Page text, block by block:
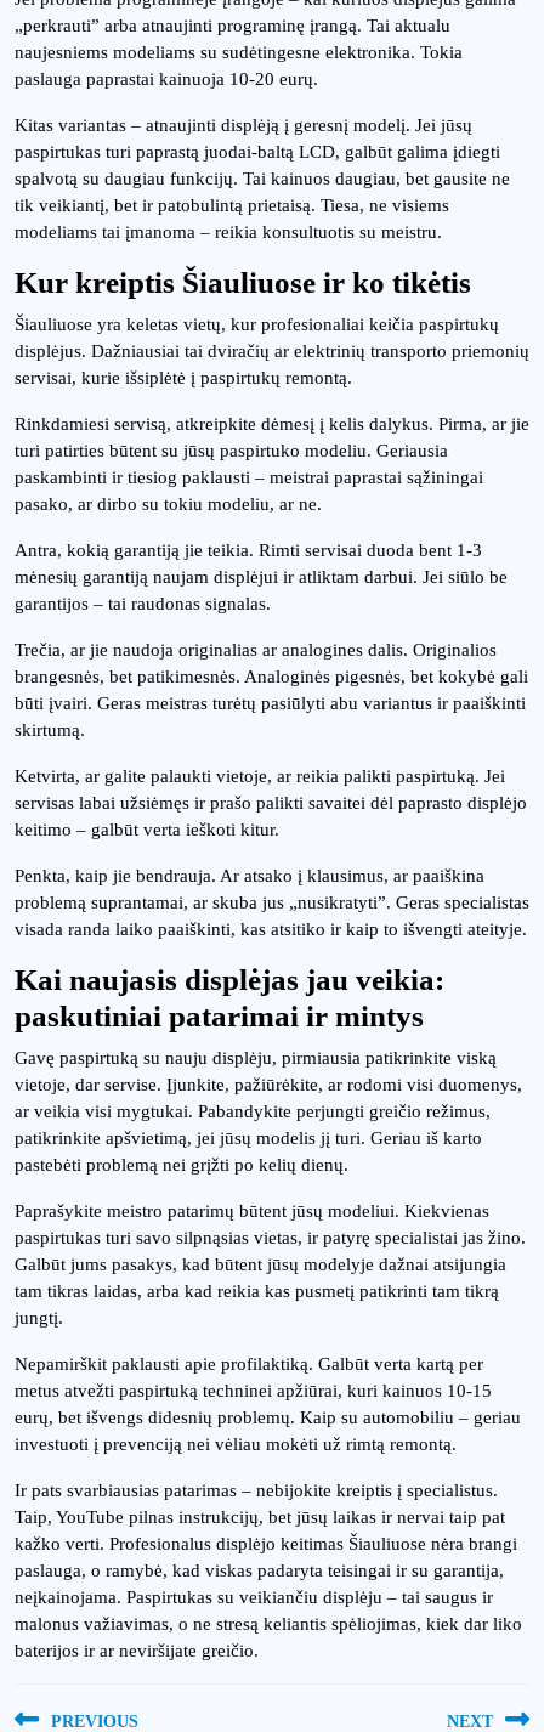
„perkrauti” arba atnaujinti programinę įrangą. Tai aktualu
naujesniems modeliams su sudėtingesne elektronika. Tokia
paslauga paprastai kainuoja 10-20 eurų.
Kitas variantas – atnaujinti displėją į geresnį modelį. Jei jūsų
paspirtukas turi paprastą juodai-baltą LCD, galbūt galima įdiegti
spalvotą su daugiau funkcijų. Tai kainuos daugiau, bet gausite ne
tik veikiantį, bet ir patobulintą prietaisą. Tiesa, ne visiems
modeliams tai įmanoma – reikia konsultuotis su meistru.
Kur kreiptis Šiauliuose ir ko tikėtis
Šiauliuose yra keletas vietų, kur profesionaliai keičia paspirtukų
displėjus. Dažniausiai tai dviračių ar elektrinių transporto priemonių
servisai, kurie išsiplėtė į paspirtukų remontą.
Rinkdamiesi servisą, atkreipkite dėmesį į kelis dalykus. Pirma, ar jie
turi patirties būtent su jūsų paspirtuko modeliu. Geriausia
paskambinti ir tiesiog paklausti – meistrai paprastai sąžiningai
pasako, ar dirbo su tokiu modeliu, ar ne.
Antra, kokią garantiją jie teikia. Rimti servisai duoda bent 1-3
mėnesių garantiją naujam displėjui ir atliktam darbui. Jei siūlo be
garantijos – tai raudonas signalas.
Trečia, ar jie naudoja originalias ar analogines dalis. Originalios
brangesnės, bet patikimesnės. Analoginės pigesnės, bet kokybė gali
būti įvairi. Geras meistras turėtų pasiūlyti abu variantus ir paaiškinti
skirtumą.
Ketvirta, ar galite palaukti vietoje, ar reikia palikti paspirtuką. Jei
servisas labai užsiėmęs ir prašo palikti savaitei dėl paprasto displėjo
keitimo – galbūt verta ieškoti kitur.
Penkta, kaip jie bendrauja. Ar atsako į klausimus, ar paaiškina
problemą suprantamai, ar skuba jus „nusikratyti”. Geras specialistas
visada randa laiko paaiškinti, kas atsitiko ir kaip to išvengti ateityje.
Kai naujasis displėjas jau veikia:
paskutiniai patarimai ir mintys
Gavę paspirtuką su nauju displėju, pirmiausia patikrinkite viską
vietoje, dar servise. Įjunkite, pažiūrėkite, ar rodomi visi duomenys,
ar veikia visi mygtukai. Pabandykite perjungti greičio režimus,
patikrinkite apšvietimą, jei jūsų modelis jį turi. Geriau iš karto
pastebėti problemą nei grįžti po kelių dienų.
Paprašykite meistro patarimų būtent jūsų modeliui. Kiekvienas
paspirtukas turi savo silpnąsias vietas, ir patyrę specialistai jas žino.
Galbūt jums pasakys, kad būtent jūsų modelyje dažnai atsijungia
tam tikras laidas, arba kad reikia kas pusmetį patikrinti tam tikrą
jungtį.
Nepamirškit paklausti apie profilaktiką. Galbūt verta kartą per
metus atvežti paspirtuką techninei apžiūrai, kuri kainuos 10-15
eurų, bet išvengs didesnių problemų. Kaip su automobiliu – geriau
investuoti į prevenciją nei vėliau mokėti už rimtą remontą.
Ir pats svarbiausias patarimas – nebijokite kreiptis į specialistus.
Taip, YouTube pilnas instrukcijų, bet jūsų laikas ir nervai taip pat
kažko verti. Profesionalus displėjo keitimas Šiauliuose nėra brangi
paslauga, o ramybė, kad viskas padaryta teisingai ir su garantija,
neįkainojama. Paspirtukas su veikiančiu displėju – tai saugus ir
malonus važiavimas, o ne stresą keliantis spėliojimas, kiek dar liko
baterijos ir ar neviršijate greičio.
PREVIOUS NEXT